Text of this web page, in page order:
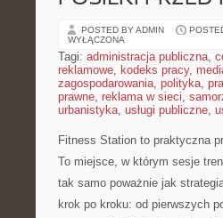
POSTED BY ADMIN
WYŁĄCZONA
Tagi: administracja publiczna,
reklamowe, kodeks pracy,
zagospodarowania, polityka,
prawne, reklama w sieci,
urbanistyka, usługi publiczne,
Fitness Station to praktyczna
To miejsce, w którym sesje
tak samo poważnie jak
krok po kroku: od pierwszych